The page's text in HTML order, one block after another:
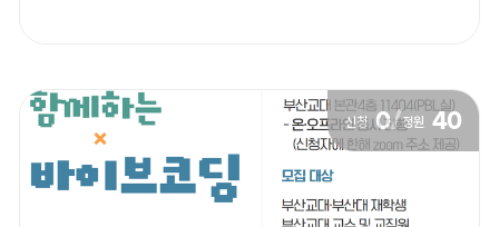
신청 0/정원 40